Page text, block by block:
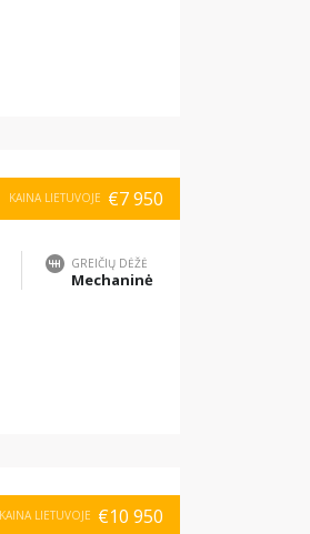
KAINA LIETUVOJE €7 950
GREIČIŲ DĖŽĖ
Mechaninė
KAINA LIETUVOJE €10 950